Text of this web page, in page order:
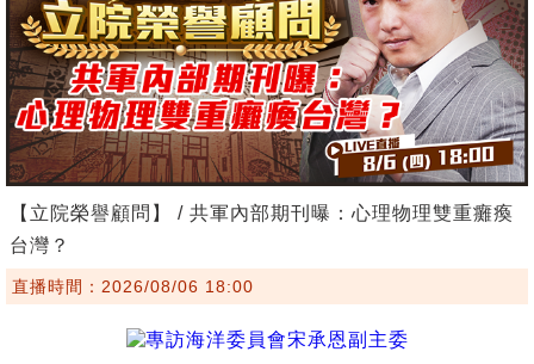
【立院榮譽顧問】 / 共軍內部期刊曝：心理物理雙重癱瘓
台灣？
直播時間：2026/08/06 18:00